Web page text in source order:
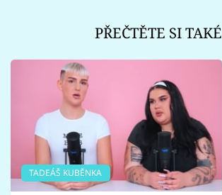
PŘEČTĚTE SI TAKÉ
TADEÁŠ KUBĚNKA